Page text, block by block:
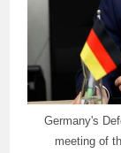
Germany's
meeting of